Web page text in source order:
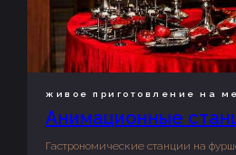
живое приготовление на
Анимационные
Гастрономические станции на